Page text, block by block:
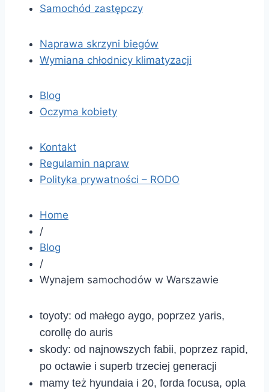
Samochód zastępczy
Naprawa skrzyni biegów
Wymiana chłodnicy klimatyzacji
Blog
Oczyma kobiety
Kontakt
Regulamin napraw
Polityka prywatności – RODO
Home
/
Blog
/
Wynajem samochodów w Warszawie
toyoty: od małego aygo, poprzez yaris,
corollę do auris
skody: od najnowszych fabii, poprzez rapid,
po octawie i superb trzeciej generacji
mamy też hyundaia i 20, forda focusa, opla